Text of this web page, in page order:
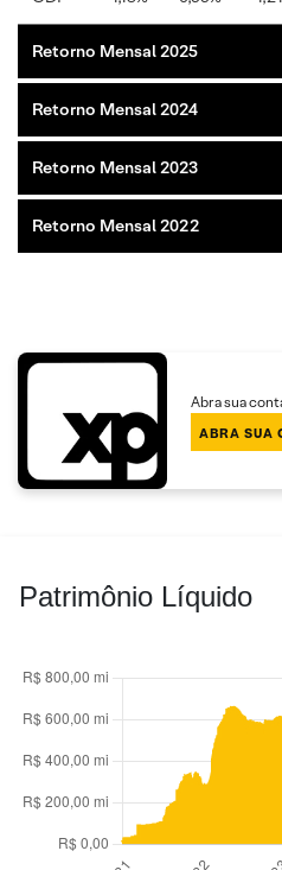
Retorno Mensal 2025
Retorno Mensal 2024
Retorno Mensal 2023
Retorno Mensal 2022
Abra sua
ABRA SUA
Patrimônio Líquido